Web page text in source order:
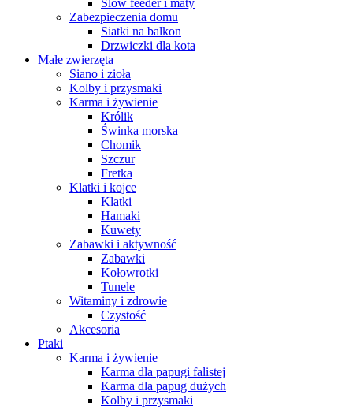
Slow feeder i maty
Zabezpieczenia domu
Siatki na balkon
Drzwiczki dla kota
Małe zwierzęta
Siano i zioła
Kolby i przysmaki
Karma i żywienie
Królik
Świnka morska
Chomik
Szczur
Fretka
Klatki i kojce
Klatki
Hamaki
Kuwety
Zabawki i aktywność
Zabawki
Kołowrotki
Tunele
Witaminy i zdrowie
Czystość
Akcesoria
Ptaki
Karma i żywienie
Karma dla papugi falistej
Karma dla papug dużych
Kolby i przysmaki